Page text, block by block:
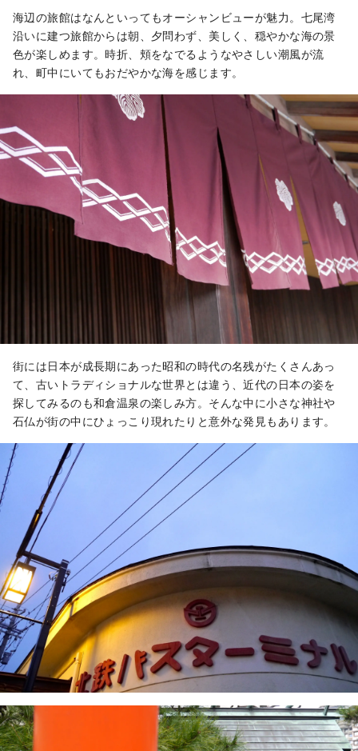
海辺の旅館はなんといってもオーシャンビューが魅力。七尾湾
沿いに建つ旅館からは朝、夕問わず、美しく、穏やかな海の景
色が楽しめます。時折、頬をなでるようなやさしい潮風が流
れ、町中にいてもおだやかな海を感じます。
街には日本が成長期にあった昭和の時代の名残がたくさんあっ
て、古いトラディショナルな世界とは違う、近代の日本の姿を
探してみるのも和倉温泉の楽しみ方。そんな中に小さな神社や
石仏が街の中にひょっこり現れたりと意外な発見もあります。